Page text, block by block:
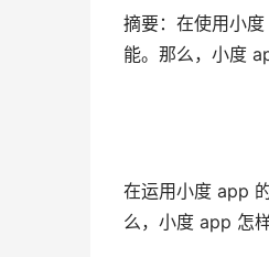
摘要：在使用小
能。那么，小度
在运用小度 app
么，小度 app 怎